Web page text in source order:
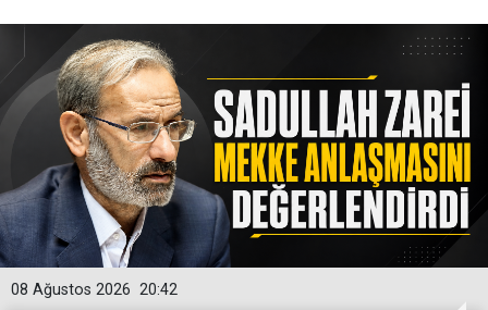
20:42
08 Ağustos 2026